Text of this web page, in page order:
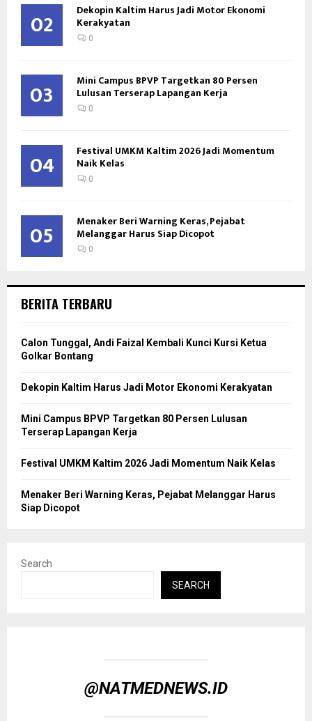
02 Dekopin Kaltim Harus Jadi Motor Ekonomi
Kerakyatan
0
03 Mini Campus BPVP Targetkan 80 Persen
Lulusan Terserap Lapangan Kerja
0
04 Festival UMKM Kaltim 2026 Jadi Momentum
Naik Kelas
0
05 Menaker Beri Warning Keras, Pejabat
Melanggar Harus Siap Dicopot
0
BERITA TERBARU
Calon Tunggal, Andi Faizal Kembali Kunci Kursi Ketua
Golkar Bontang
Dekopin Kaltim Harus Jadi Motor Ekonomi Kerakyatan
Mini Campus BPVP Targetkan 80 Persen Lulusan
Terserap Lapangan Kerja
Festival UMKM Kaltim 2026 Jadi Momentum Naik Kelas
Menaker Beri Warning Keras, Pejabat Melanggar Harus
Siap Dicopot
Search
SEARCH
@NATMEDNEWS.ID